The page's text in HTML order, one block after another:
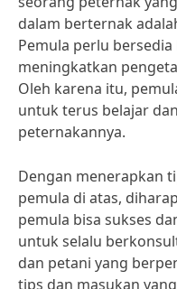
dalam berternak
Pemula perlu
meningkatkan
Oleh karena itu,
untuk terus belajar
peternakannya.
Dengan menerapkan
pemula di atas,
pemula bisa sukses
untuk selalu
dan petani yang
tips dan masukan